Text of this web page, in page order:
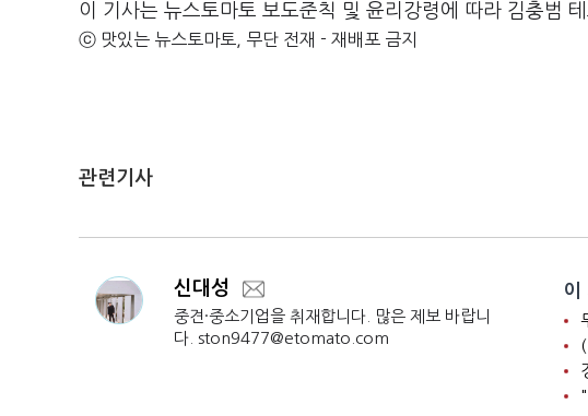
이 기사는 뉴스토마토 보도준칙 및 윤리강령에 따라 김충범
ⓒ 맛있는 뉴스토마토, 무단 전재 - 재배포 금지
관련기사
신대성
중견·중소기업을 취재합니다. 많은 제보 바랍니
다. ston9477@etomato.com
이